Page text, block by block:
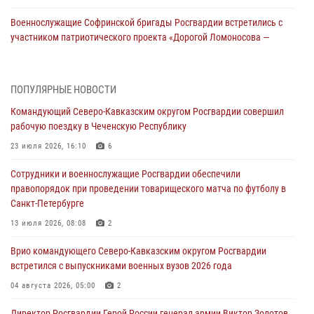
Военнослужащие Софринской бригады Росгвардии встретились с
участником патриотического проекта «Дорогой Ломоносова —
Кузбассе
08 августа 2026, 07:00
настольному теннису ко Дню физкультурника
08 августа 2026, 07:00
ОМОН «Ойрат» Управления Росгвардии по Республике Калмыкия
08 августа 2026, 07:00
В Москве росгвардейцы оказали помощь медикам и девушке с
ПОПУЛЯРНЫЕ НОВОСТИ
Командующий Северо-Кавказским округом Росгвардии совершил
рабочую поездку в Чеченскую Республику
23 июля 2026, 16:10 6
Сотрудники и военнослужащие Росгвардии обеспечили
правопорядок при проведении товарищеского матча по футболу в
Санкт-Петербурге
13 июля 2026, 08:08 2
Врио командующего Северо-Кавказским округом Росгвардии
встретился с выпускниками военных вузов 2026 года
04 августа 2026, 05:00 2